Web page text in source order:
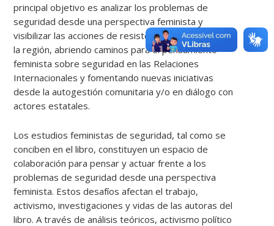
principal objetivo es analizar los problemas de
seguridad desde una perspectiva feminista y
visibilizar las acciones de resistencia organizadas en
la región, abriendo caminos para el pensamiento
feminista sobre seguridad en las Relaciones
Internacionales y fomentando nuevas iniciativas
desde la autogestión comunitaria y/o en diálogo con
actores estatales.
Los estudios feministas de seguridad, tal como se
conciben en el libro, constituyen un espacio de
colaboración para pensar y actuar frente a los
problemas de seguridad desde una perspectiva
feminista. Estos desafíos afectan el trabajo,
activismo, investigaciones y vidas de las autoras del
libro. A través de análisis teóricos, activismo político